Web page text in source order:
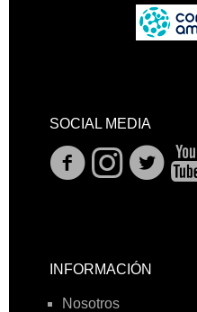
SOCIAL MEDIA
INFORMACIÓN
Nosotros